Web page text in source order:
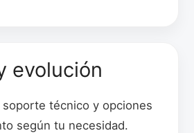
evolución
técnico y opciones
según tu necesidad.